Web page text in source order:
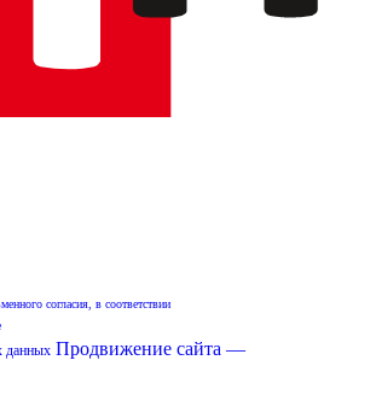
согласия, в соответствии
данных Продвижение сайта —